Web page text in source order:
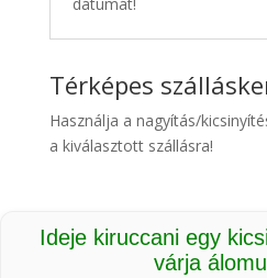
Térképes
Használja a nagyítás/
a kiválasztott szállásra!
Ideje kiruccani egy
várja